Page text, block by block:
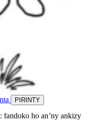
PIRINTY
fandoko ho an’ny ankizy